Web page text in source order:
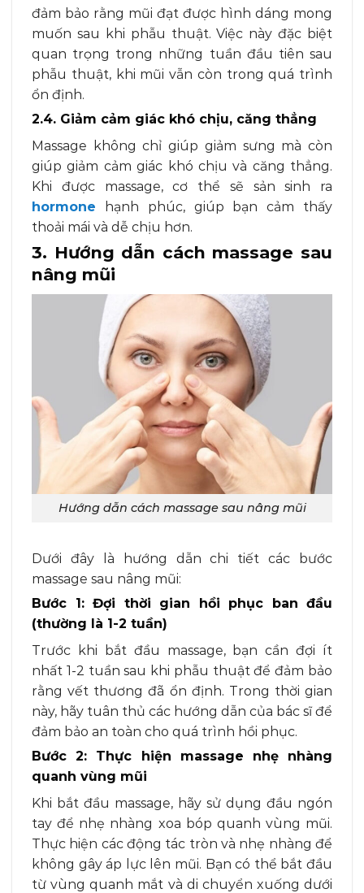
đảm bảo rằng mũi đạt được hình dáng mong
muốn sau khi phẫu thuật. Việc này đặc biệt
quan trọng trong những tuần đầu tiên sau
phẫu thuật, khi mũi vẫn còn trong quá trình
ổn định.
2.4. Giảm cảm giác khó chịu, căng thẳng
Massage không chỉ giúp giảm sưng mà còn
giúp giảm cảm giác khó chịu và căng thẳng.
Khi được massage, cơ thể sẽ sản sinh ra
hormone hạnh phúc, giúp bạn cảm thấy
thoải mái và dễ chịu hơn.
3. Hướng dẫn cách massage sau
nâng mũi
Hướng dẫn cách massage sau nâng mũi
Dưới đây là hướng dẫn chi tiết các bước
massage sau nâng mũi:
Bước 1: Đợi thời gian hồi phục ban đầu
(thường là 1-2 tuần)
Trước khi bắt đầu massage, bạn cần đợi ít
nhất 1-2 tuần sau khi phẫu thuật để đảm bảo
rằng vết thương đã ổn định. Trong thời gian
này, hãy tuân thủ các hướng dẫn của bác sĩ để
đảm bảo an toàn cho quá trình hồi phục.
Bước 2: Thực hiện massage nhẹ nhàng
quanh vùng mũi
Khi bắt đầu massage, hãy sử dụng đầu ngón
tay để nhẹ nhàng xoa bóp quanh vùng mũi.
Thực hiện các động tác tròn và nhẹ nhàng để
không gây áp lực lên mũi. Bạn có thể bắt đầu
từ vùng quanh mắt và di chuyển xuống dưới